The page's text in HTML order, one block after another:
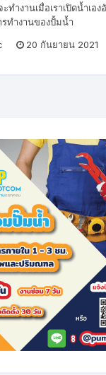
ทำงานเมื่อเราเปิดน้ำเอ
ทำงานของปั้มน้ำ
20 กันยายน 2021